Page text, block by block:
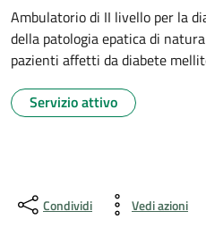
Ambulatorio di II livello per la
della patologia epatica di
pazienti affetti da diabete
Servizio attivo
Condividi Vedi azioni